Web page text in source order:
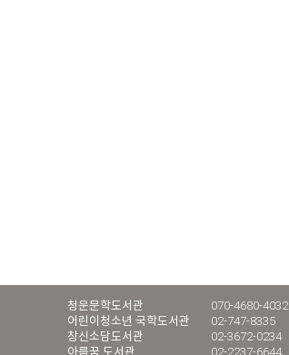
청운문학도서관 070-4680-4032
어린이청소년 국학도서관
02-747-8335
창신소담도서관
02-3672-0234
아름꿈 도서관
02-2237-6644